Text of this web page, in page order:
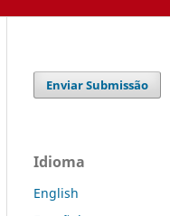
Enviar Submissão
Idioma
English